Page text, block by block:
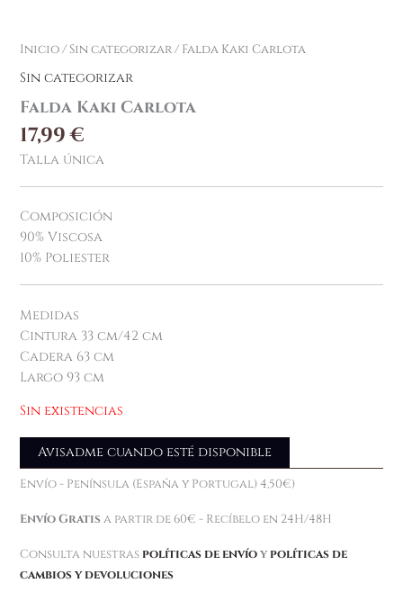
Inicio/Sin categorizar/ Falda Kaki Carlota
Sin categorizar
Falda Kaki Carlota
17,99€
Talla única
Composición
90% Viscosa
10% Poliester
Medidas
Cintura 33 cm/42 cm
Cadera 63 cm
Largo 93 cm
Sin existencias
Avisadme cuando esté disponible
Envío - Península (España y Portugal) 4,50€)
Envío Gratis a partir de 60€ - Recíbelo en 24H/48H
Consulta nuestras políticas de envíoy políticas de
cambios y devoluciones